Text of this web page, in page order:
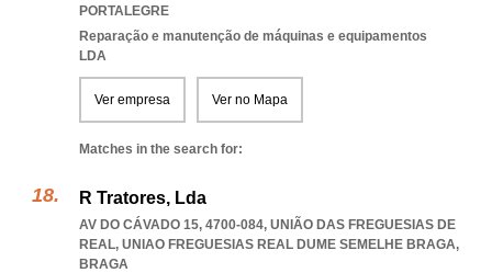
PORTALEGRE
Reparação e manutenção de máquinas e equipamentos
LDA
Ver empresa Ver no Mapa
Matches in the search for:
R Tratores, Lda
AV DO CÁVADO 15, 4700-084, UNIÃO DAS FREGUESIAS DE
REAL, UNIAO FREGUESIAS REAL DUME SEMELHE BRAGA,
BRAGA